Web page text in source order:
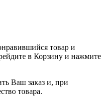
товар и
в Корзину и нажмите
Ваш заказ и, при
товара.